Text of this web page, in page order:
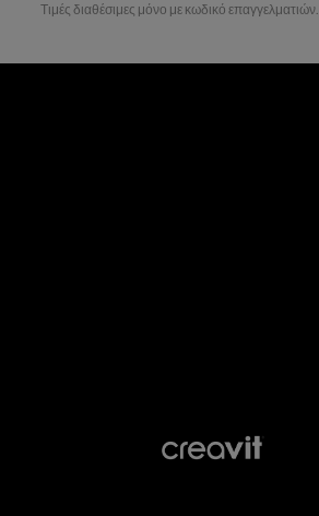
Τιμές διαθέσιμες μόνο με κωδικό επαγγελματιών.